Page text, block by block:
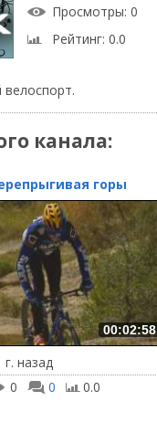
Просмотры: 0
Рейтинг: 0.0
канала:
горы
00:02:58
г. назад
0
0 0.0